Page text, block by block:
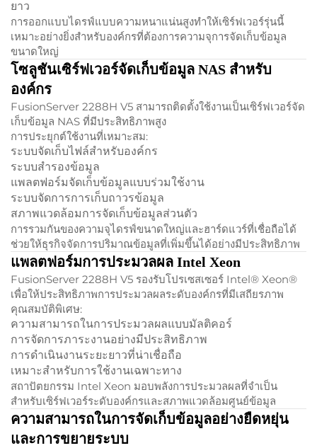
ยาว
การออกแบบไดรฟ์แบบความหนาแน่นสูงทำให้เซิร์ฟเวอร์รุ่นนี้
เหมาะอย่างยิ่งสำหรับองค์กรที่ต้องการความจุการจัดเก็บข้อมูล
ขนาดใหญ่
โซลูชันเซิร์ฟเวอร์จัดเก็บข้อมูล NAS สำหรับ
องค์กร
FusionServer 2288H V5 สามารถติดตั้งใช้งานเป็นเซิร์ฟเวอร์จัด
เก็บข้อมูล NAS ที่มีประสิทธิภาพสูง
การประยุกต์ใช้งานที่เหมาะสม:
ระบบจัดเก็บไฟล์สำหรับองค์กร
ระบบสำรองข้อมูล
แพลตฟอร์มจัดเก็บข้อมูลแบบร่วมใช้งาน
ระบบจัดการการเก็บถาวรข้อมูล
สภาพแวดล้อมการจัดเก็บข้อมูลส่วนตัว
การรวมกันของความจุไดรฟ์ขนาดใหญ่และฮาร์ดแวร์ที่เชื่อถือได้
ช่วยให้ธุรกิจจัดการปริมาณข้อมูลที่เพิ่มขึ้นได้อย่างมีประสิทธิภาพ
แพลตฟอร์มการประมวลผล Intel Xeon
FusionServer 2288H V5 รองรับโปรเซสเซอร์ Intel® Xeon®
เพื่อให้ประสิทธิภาพการประมวลผลระดับองค์กรที่มีเสถียรภาพ
คุณสมบัติพิเศษ:
ความสามารถในการประมวลผลแบบมัลติคอร์
การจัดการภาระงานอย่างมีประสิทธิภาพ
การดำเนินงานระยะยาวที่น่าเชื่อถือ
เหมาะสำหรับการใช้งานเฉพาะทาง
สถาปัตยกรรม Intel Xeon มอบพลังการประมวลผลที่จำเป็น
สำหรับเซิร์ฟเวอร์ระดับองค์กรและสภาพแวดล้อมศูนย์ข้อมูล
ความสามารถในการจัดเก็บข้อมูลอย่างยืดหยุ่น
และการขยายระบบ